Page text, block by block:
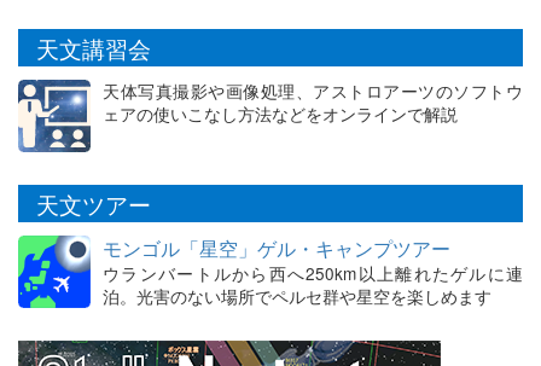
天文講習会
天体写真撮影や画像処理、アストロアーツのソフトウ
ェアの使いこなし方法などをオンラインで解説
天文ツアー
モンゴル「星空」ゲル・キャンプツアー
ウランバートルから西へ250km以上離れたゲルに連
泊。光害のない場所でペルセ群や星空を楽しめます